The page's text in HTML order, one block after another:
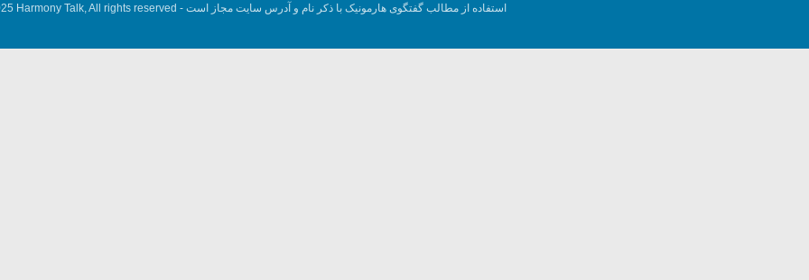
استفاده از مطالب گفتگوی هارمونیک با ذکر نام و آدرس سایت مجاز است - Harmony Talk, All rights reserved.